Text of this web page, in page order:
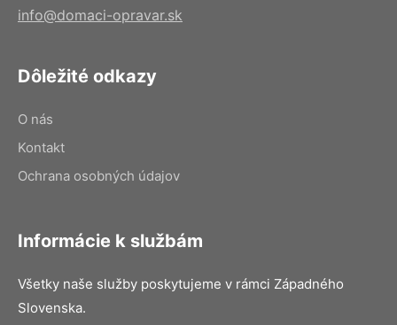
info@domaci-opravar.sk
Dôležité odkazy
O nás
Kontakt
Ochrana osobných údajov
Informácie k službám
Všetky naše služby poskytujeme v rámci Západného
Slovenska.